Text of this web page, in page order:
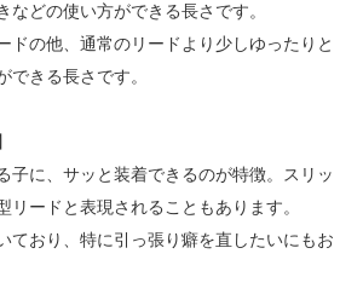
などの使い方ができる長さです。
ドの他、通常のリードより少しゆったりと
できる長さです。
子に、サッと装着できるのが特徴。スリッ
リードと表現されることもあります。
ており、特に引っ張り癖を直したいにもお